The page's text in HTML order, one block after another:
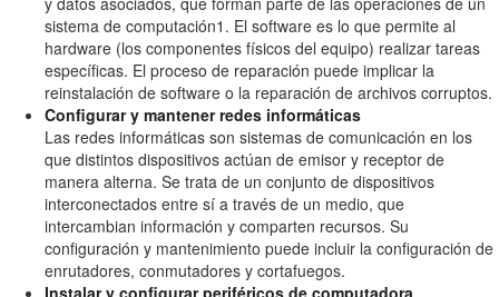
sistema de computación1. El software es lo que permite al
hardware (los componentes físicos del equipo) realizar tareas
específicas. El proceso de reparación puede implicar la
reinstalación de software o la reparación de archivos corruptos.
Configurar y mantener redes informáticas
Las redes informáticas son sistemas de comunicación en los
que distintos dispositivos actúan de emisor y receptor de
manera alterna. Se trata de un conjunto de dispositivos
interconectados entre sí a través de un medio, que
intercambian información y comparten recursos. Su
configuración y mantenimiento puede incluir la configuración de
enrutadores, conmutadores y cortafuegos.
Instalar y configurar periféricos de computadora